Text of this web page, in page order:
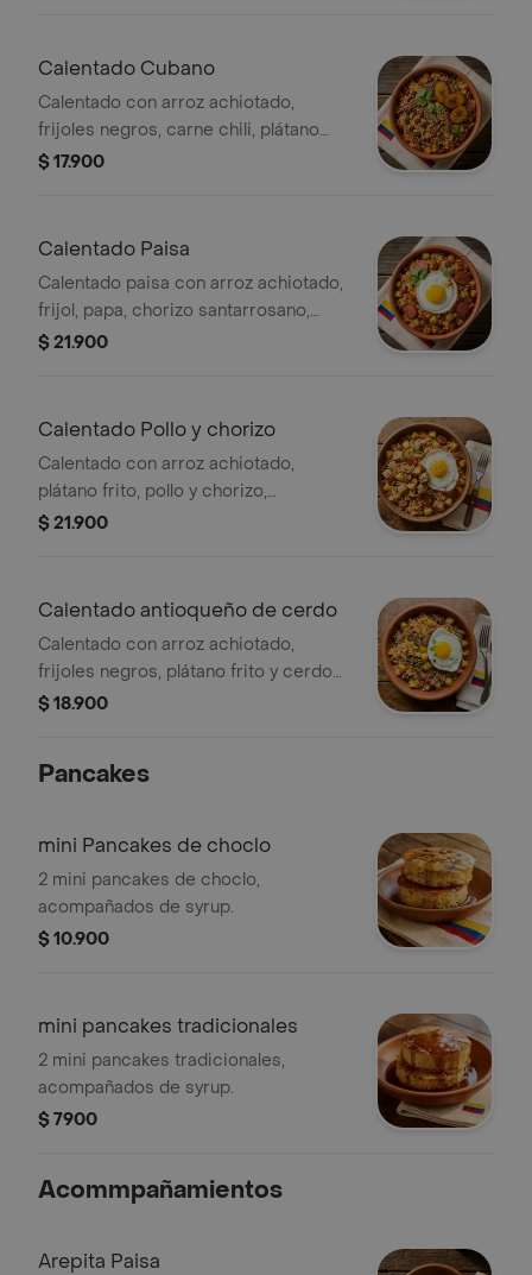
Calentado Cubano
Calentado con arroz achiotado,
frijoles negros, carne chili, plátano
frito y cilantro fresco.
$ 17.900
Calentado Paisa
Calentado paisa con arroz achiotado,
frijol, papa, chorizo santarrosano,
huevo y plátano frito, acompañado de
$ 21.900
Calentado Pollo y chorizo
Calentado con arroz achiotado,
plátano frito, pollo y chorizo,
acompañado de huevo frito.
$ 21.900
Calentado antioqueño de cerdo
Calentado con arroz achiotado,
frijoles negros, plátano frito y cerdo
desmechado en salsa BBQ,
$ 18.900
Pancakes
mini Pancakes de choclo
2 mini pancakes de choclo,
acompañados de syrup.
$ 10.900
mini pancakes tradicionales
2 mini pancakes tradicionales,
acompañados de syrup.
$ 7900
Acommpañamientos
Arepita Paisa